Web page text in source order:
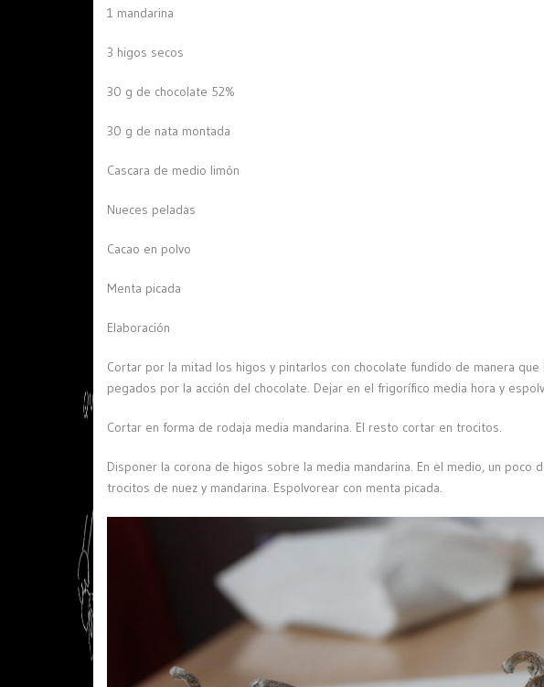
1 mandarina
3 higos secos
30 g de chocolate 52%
30 g de nata montada
Cascara de medio limón
Nueces peladas
Cacao en polvo
Menta picada
Elaboración
Cortar por la mitad los higos y pintarlos con chocolate fundido de manera
pegados por la acción del chocolate. Dejar en el frigorífico media hora y
Cortar en forma de rodaja media mandarina. El resto cortar en trocitos.
Disponer la corona de higos sobre la media mandarina. En el medio, un poco
trocitos de nuez y mandarina. Espolvorear con menta picada.